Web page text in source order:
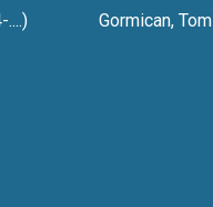
....) Gormican, Tom